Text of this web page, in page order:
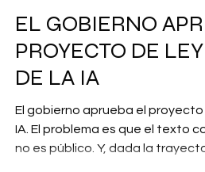
EL GOBIERNO
PROYECTO DE
DE LA IA
El gobierno aprueba el
IA. El problema es que el texto
no es público. Y, dada la